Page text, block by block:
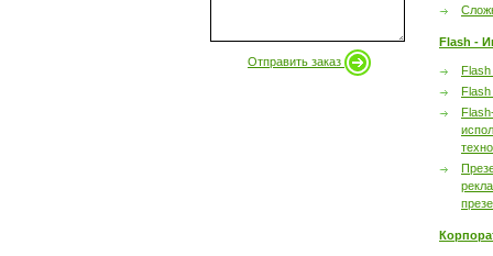
Отправить заказ
Flash -
Flash